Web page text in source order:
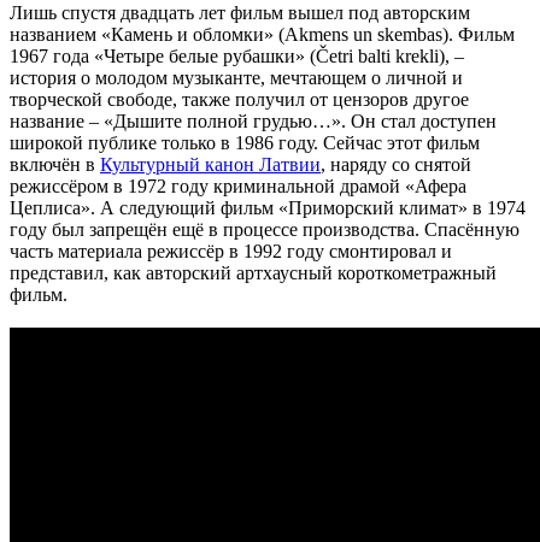
Лишь спустя двадцать лет фильм вышел под авторским
названием «Камень и обломки» (Akmens un skembas). Фильм
1967 года «Четыре белые рубашки» (Četri balti krekli), –
история о молодом музыканте, мечтающем о личной и
творческой свободе, также получил от цензоров другое
название – «Дышите полной грудью…». Он стал доступен
широкой публике только в 1986 году. Сейчас этот фильм
включён в Культурный канон Латвии, наряду со снятой
режиссёром в 1972 году криминальной драмой «Афера
Цеплиса». А следующий фильм «Приморский климат» в 1974
году был запрещён ещё в процессе производства. Спасённую
часть материала режиссёр в 1992 году смонтировал и
представил, как авторский артхаусный короткометражный
фильм.